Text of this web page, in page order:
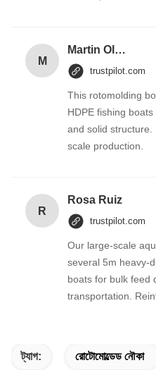
water soaking.
M
Martin Olsen
trustpilot.com
This rotomolding
HDPE fishing
and solid structure.
scale production.
R
Rosa Ruiz
trustpilot.com
Our large-scale
several 5m heavy-
boats for bulk feed
transportation.
embankments.
ট্যাগ: রোটোমোল্ডেড নৌকা